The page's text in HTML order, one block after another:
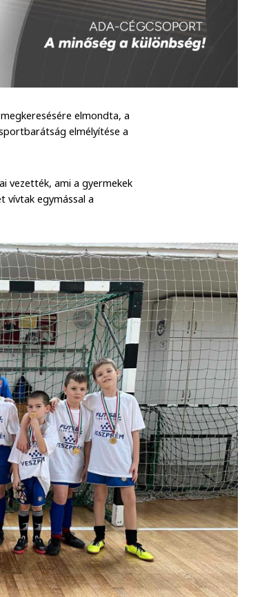
megkeresésére elmondta, a
elmélyítése a
vezették, ami a gyermekek
vívtak egymással a